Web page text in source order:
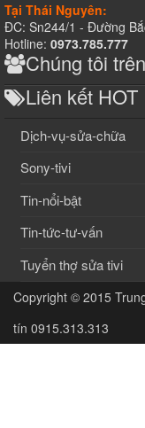
Tại Thái Nguyên:
ĐC: Sn244/1 - Đường
Hotline: 0973.785.777
Chúng tôi
Liên kết HOT
Dịch-vụ-sửa-chữa
Sony-tivi
Tin-nổi-bật
Tin-tức-tư-vấn
Tuyển thợ sửa tivi
Copyright © 2015
tín 0915.313.313